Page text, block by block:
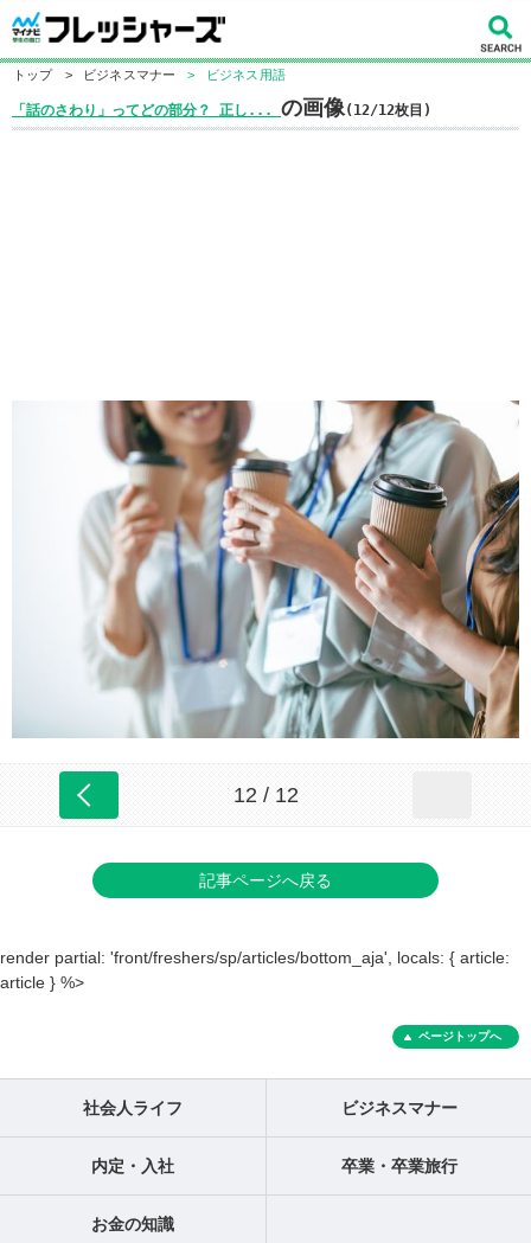
トップ > ビジネスマナー > ビジネス用語
「話のさわり」ってどの部分？ 正し... の画像(12/12枚目)
12 / 12
記事ページへ戻る
render partial: 'front/freshers/sp/articles/bottom_aja', locals: { article:
article } %>
ページトップへ
社会人ライフ ビジネスマナー
内定・入社 卒業・卒業旅行
お金の知識